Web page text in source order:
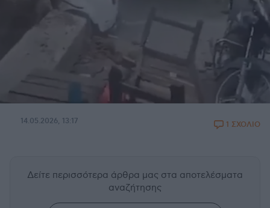
14.05.2026, 13:17 1 ΣΧΟΛΙΟ
Δείτε περισσότερα άρθρα μας στα αποτελέσματα
αναζήτησης